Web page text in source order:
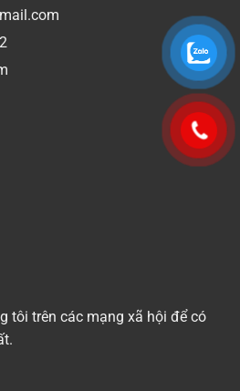
tôi trên các mạng xã hội để có